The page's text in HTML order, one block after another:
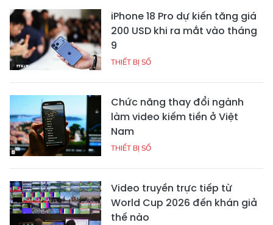
iPhone 18 Pro dự kiến tăng giá
200 USD khi ra mắt vào tháng
9
THIẾT BỊ SỐ
Chức năng thay đổi ngành
làm video kiếm tiền ở Việt
Nam
THIẾT BỊ SỐ
Video truyền trực tiếp từ
World Cup 2026 đến khán giả
thế nào